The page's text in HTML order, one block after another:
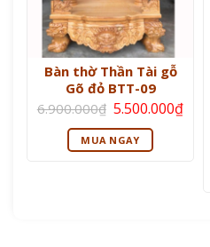
Bàn thờ Thần Tài gỗ
Gõ đỏ BTT-09
6.900.000₫ Giá
gốc
là:
6.900.000₫.
5.500.000₫Giá
MUA NGAY